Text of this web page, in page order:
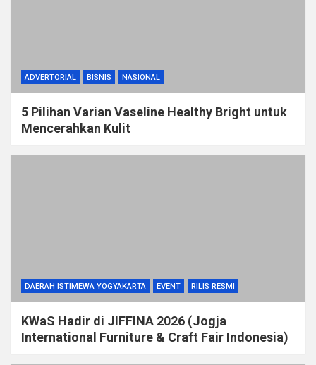
ADVERTORIAL BISNIS NASIONAL
5 Pilihan Varian Vaseline Healthy Bright untuk
Mencerahkan Kulit
DAERAH ISTIMEWA YOGYAKARTA EVENT RILIS RESMI
KWaS Hadir di JIFFINA 2026 (Jogja
International Furniture & Craft Fair Indonesia)